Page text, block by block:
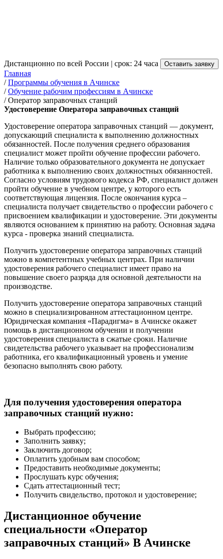
Дистанционно по всей России | срок: 24 часа Оставить заявку
Главная
/Программы обучения в Ачинске
/Обучение рабочим профессиям в Ачинске
/Оператор заправочных станций
Удостоверение Оператора заправочных станций
Удостоверение оператора заправочных станций — документ,
допускающий специалиста к выполнению должностных
обязанностей. После получения среднего образования
специалист может пройти обучение профессии рабочего.
Наличие только образовательного документа не допускает
работника к выполнению своих должностных обязанностей.
Согласно условиям трудового кодекса РФ, специалист должен
пройти обучение в учебном центре, у которого есть
соответствующая лицензия. После окончания курса –
специалиста получает свидетельство о профессии рабочего с
присвоением квалификации и удостоверение. Эти документы
являются основанием к принятию на работу. Основная задача
курса - проверка знаний специалиста.
Получить удостоверение оператора заправочных станций
можно в компетентных учебных центрах. При наличии
удостоверения рабочего специалист имеет право на
повышение своего разряда для основной деятельности на
производстве.
Получить удостоверение оператора заправочных станций
можно в специализированном аттестационном центре.
Юридическая компания «Парадигма» в Ачинске окажет
помощь в дистанционном обучении и получении
удостоверения специалиста в сжатые сроки. Наличие
свидетельства рабочего указывает на профессионализм
работника, его квалификационный уровень и умение
безопасно выполнять свою работу.
Для получения удостоверения оператора
заправочных станций нужно:
Выбрать профессию;
Заполнить заявку;
Заключить договор;
Оплатить удобным вам способом;
Предоставить необходимые документы;
Прослушать курс обучения;
Сдать аттестационный тест;
Получить свидельство, протокол и удостоверение;
Дистанционное обучение
специальности «Оператор
заправочных станций» В Ачинске